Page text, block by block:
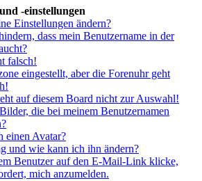
-einstellungen
Einstellungen ändern?
dass mein Benutzername in der
falsch!
eingestellt, aber die Forenuhr geht
auf diesem Board nicht zur Auswahl!
die bei meinem Benutzernamen
einen Avatar?
und wie kann ich ihn ändern?
Benutzer auf den E-Mail-Link klicke,
mich anzumelden.